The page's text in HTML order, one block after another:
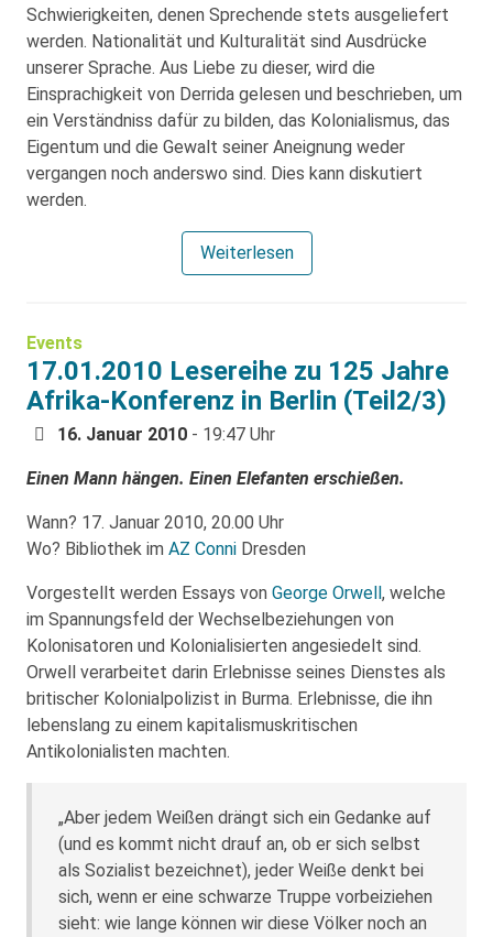
Schwierigkeiten, denen Sprechende stets ausgeliefert
werden. Nationalität und Kulturalität sind Ausdrücke
unserer Sprache. Aus Liebe zu dieser, wird die
Einsprachigkeit von Derrida gelesen und beschrieben, um
ein Verständniss dafür zu bilden, das Kolonialismus, das
Eigentum und die Gewalt seiner Aneignung weder
vergangen noch anderswo sind. Dies kann diskutiert
werden.
Weiterlesen
Events
17.01.2010 Lesereihe zu 125 Jahre
Afrika-Konferenz in Berlin (Teil2/3)
16. Januar 2010 - 19:47 Uhr
Einen Mann hängen. Einen Elefanten erschießen.
Wann? 17. Januar 2010, 20.00 Uhr
Wo? Bibliothek im AZ Conni Dresden
Vorgestellt werden Essays von George Orwell, welche
im Spannungsfeld der Wechselbeziehungen von
Kolonisatoren und Kolonialisierten angesiedelt sind.
Orwell verarbeitet darin Erlebnisse seines Dienstes als
britischer Kolonialpolizist in Burma. Erlebnisse, die ihn
lebenslang zu einem kapitalismuskritischen
Antikolonialisten machten.
„Aber jedem Weißen drängt sich ein Gedanke auf
(und es kommt nicht drauf an, ob er sich selbst
als Sozialist bezeichnet), jeder Weiße denkt bei
sich, wenn er eine schwarze Truppe vorbeiziehen
sieht: wie lange können wir diese Völker noch an